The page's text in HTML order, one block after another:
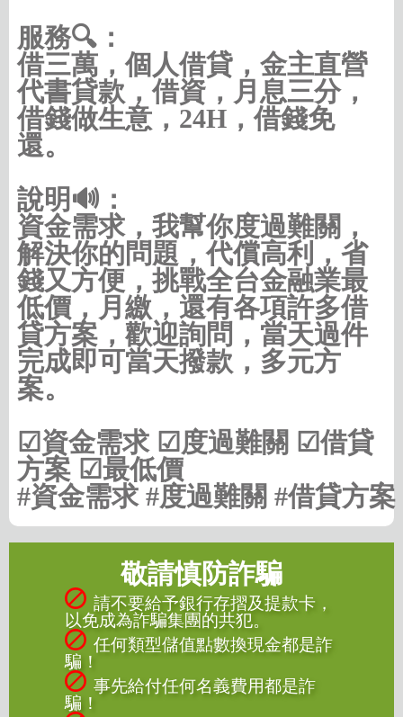
服務🔍：
借三萬，個人借貸，金主直營
代書貸款，借資，月息三分，
借錢做生意，24H，借錢免
還。
說明🔊：
資金需求，我幫你度過難關，
解決你的問題，代償高利，省
錢又方便，挑戰全台金融業最
低價，月繳，還有各項許多借
貸方案，歡迎詢問，當天過件
完成即可當天撥款，多元方
案。
☑資金需求 ☑度過難關 ☑借貸
方案 ☑最低價
#資金需求 #度過難關 #借貸方
敬請慎防詐騙
請不要給予銀行存摺及提款卡，
以免成為詐騙集團的共犯。
任何類型儲值點數換現金都是詐
騙！
事先給付任何名義費用都是詐
騙！